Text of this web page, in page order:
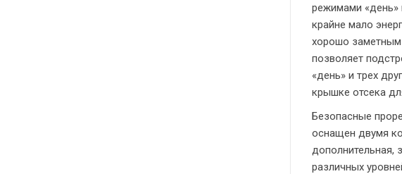
режимами «день»
крайне мало
хорошо заметным
позволяет
«день» и трех
крышке отсека
Безопасные
оснащен двумя
дополнительная,
различных